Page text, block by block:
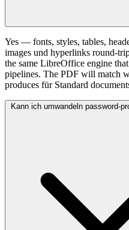
Yes — fonts, styles, tables,
images und hyperlinks round-
the same LibreOffice engine
pipelines. The PDF will match
produces für Standard
Kann ich umwandeln password-